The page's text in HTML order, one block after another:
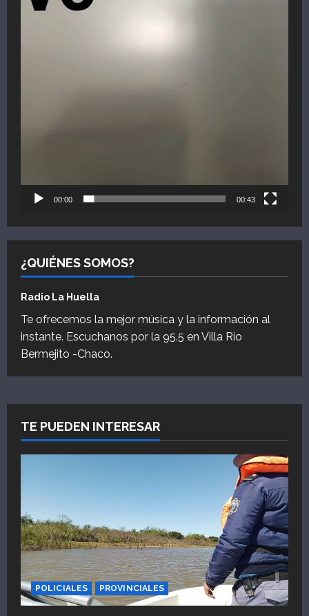
00:00 00:43
¿QUIÉNES SOMOS?
Radio La Huella
Te ofrecemos la mejor música y la información al
instante. Escuchanos por la 95.5 en Villa Río
Bermejito -Chaco.
TE PUEDEN INTERESAR
POLICIALES PROVINCIALES